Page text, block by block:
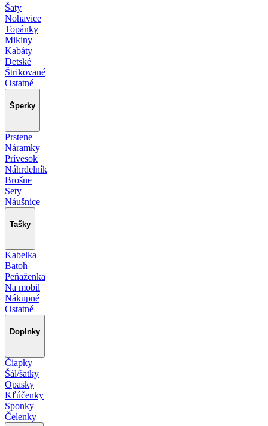
Šaty
Nohavice
Topánky
Mikiny
Kabáty
Detské
Štrikované
Ostatné
Šperky
Prstene
Náramky
Prívesok
Náhrdelník
Brošne
Sety
Náušnice
Tašky
Kabelka
Batoh
Peňaženka
Na mobil
Nákupné
Ostatné
Doplnky
Čiapky
Šál/šatky
Opasky
Kľúčenky
Sponky
Čelenky